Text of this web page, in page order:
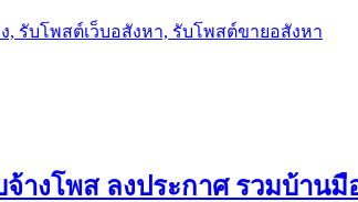
รับโพสต์เว็บอสังหา, รับโพสต์ขายอสังหา
จ้างโพส ลงประกาศ รวมบ้าน